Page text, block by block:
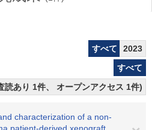
すべて
2023
すべて
読あり 1件、 オープンアクセス 1件)
characterization of a non-